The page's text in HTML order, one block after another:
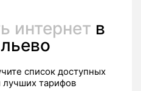
интернет в
список доступных
лучших тарифов